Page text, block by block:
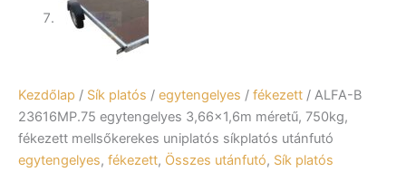
Kezdőlap / Sík platós / egytengelyes / fékezett / ALFA-B
23616MP.75 egytengelyes 3,66×1,6m méretű, 750kg,
fékezett mellsőkerekes uniplatós síkplatós utánfutó
egytengelyes, fékezett, Összes utánfutó, Sík platós